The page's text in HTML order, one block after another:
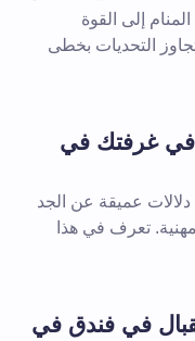
إلى القوة
التحديات بخطى
في غرفتك في
عميقة عن الجد
تعرف في هذا
في فندق في